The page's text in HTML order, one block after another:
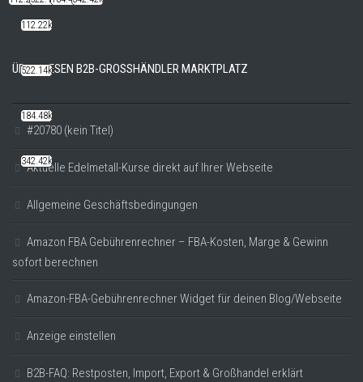
ÜBER DIESEN B2B-GROSSHÄNDLER MARKTPLATZ
#20780 (kein Titel)
Aktuelle Edelmetall-Kurse direkt auf Ihrer Webseite
Allgemeine Geschäftsbedingungen
Amazon FBA Gebührenrechner – FBA-Kosten, Marge & Gewinn
sofort berechnen
Amazon-FBA-Gebührenrechner Widget für deinen Blog/Webseite
Anzeige einstellen
B2B-FAQ: Restposten, Import, Export & Großhandel erklärt
112.22k
522.14k
184.48k
342.42k